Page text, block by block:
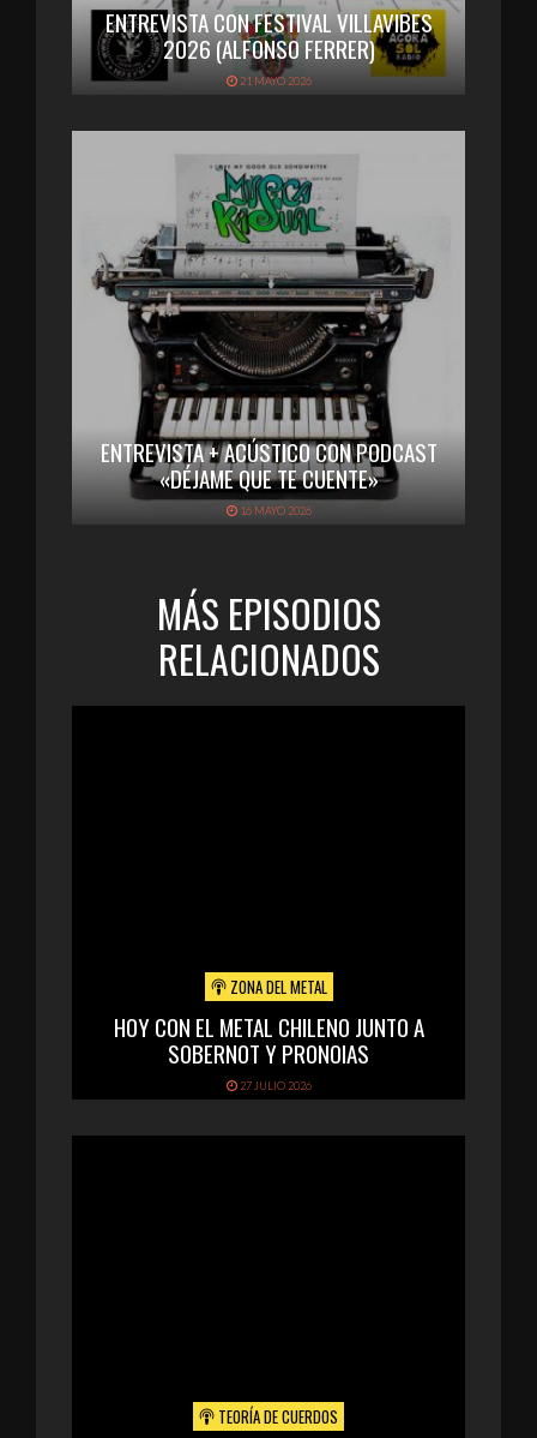
ENTREVISTA CON FESTIVAL VILLAVIBES
2026 (ALFONSO FERRER)
21 MAYO 2026
ENTREVISTA + ACÚSTICO CON PODCAST
«DÉJAME QUE TE CUENTE»
16 MAYO 2026
MÁS EPISODIOS
RELACIONADOS
ZONA DEL METAL
HOY CON EL METAL CHILENO JUNTO A
SOBERNOT Y PRONOIAS
27 JULIO 2026
TEORÍA DE CUERDOS